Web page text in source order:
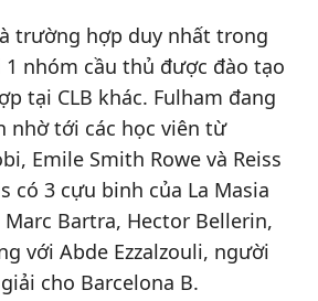
trường hợp duy nhất trong
1 nhóm cầu thủ được đào tạo
tại CLB khác. Fulham đang
nhờ tới các học viên từ
Emile Smith Rowe và Reiss
có 3 cựu binh của La Masia
Bartra, Hector Bellerin,
với Abde Ezzalzouli, người
cho Barcelona B.